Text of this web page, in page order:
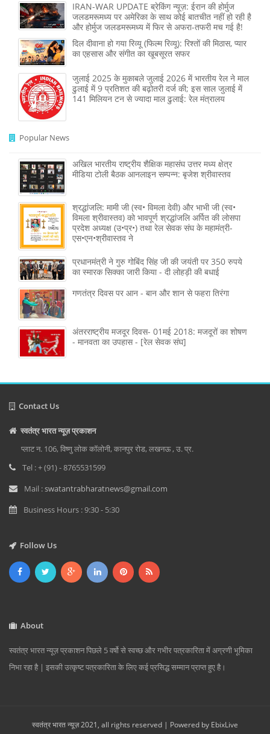
IRAN-WAR UPDATE ब्रेकिंग न्यूज़: ईरान की होर्मुज
जलडमरूमध्य पर अमेरिका के साथ कोई बातचीत नहीं हो रही है
और होर्मुज जलडमरूमध्य में फिर से अफरा-तफरी मच गई है!
दिल दीवाना हो गया रिव्यू (फिल्म रिव्यू): रिश्तों की मिठास, प्यार
का एहसास और संगीत का खूबसूरत सफर
जुलाई 2025 के मुकाबले जुलाई 2026 में भारतीय रेल ने माल
ढुलाई में 9 प्रतिशत की बढ़ोतरी दर्ज की; इस साल जुलाई में
141 मिलियन टन से ज्‍यादा माल ढुलाई: रेल मंत्रालय
Popular News
अखिल भारतीय राष्ट्रीय शैक्षिक महासंघ उत्तर मध्य क्षेत्र
मीडिया टोली बैठक आनलाइन सम्पन्न: बृजेश श्रीवास्तव
श्रद्धांजलि: मामी जी (स्व• विमला देवी) और भाभी जी (स्व•
विमला श्रीवास्तव) को भावपूर्ण श्रद्धांजलि अर्पित की लोसपा
प्रदेश अध्यक्ष (उ•प्र•) तथा रेल सेवक संघ के महामंत्री-
एस•एन•श्रीवास्तव ने
प्रधानमंत्री ने गुरु गोबिंद सिंह जी की जयंती पर 350 रुपये
का स्मारक सिक्का जारी किया - दी लोहड़ी की बधाई
गणतंत्र दिवस पर आन - बान और शान से फहरा तिरंगा
अंतरराष्ट्रीय मजदूर दिवस- 01मई 2018: मजदूरों का शोषण
- मानवता का उपहास - [रेल सेवक संघ]
Contact Us
स्वतंत्र भारत न्यूज़ प्रकाशन
प्लाट न. 106, विष्णु लोक कॉलोनी, कानपुर रोड, लखनऊ , उ. प्र.
Tel : + (91) - 8765531599
Mail :swatantrabharatnews@gmail.com
Business Hours : 9:30 - 5:30
Follow Us
About
स्वतंत्र भारत न्यूज़ प्रकाशन पिछले 5 वर्षो से स्वच्छ और गभीर पत्रकारिता में अग्रणी भूमिका
निभा रहा है | इसकी उत्कृष्ट पत्रकारिता के लिए कई प्रसिद्ध सम्मान प्राप्त हुए है।
स्वतंत्र भारत न्यूज़ 2021, all rights reserved | Powered by EbixLive